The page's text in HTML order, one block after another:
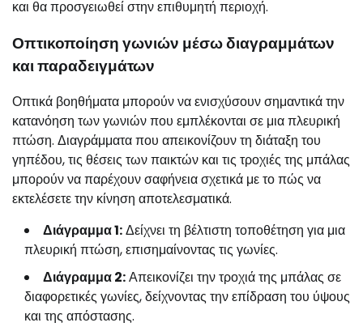
και θα προσγειωθεί στην επιθυμητή περιοχή.
Οπτικοποίηση γωνιών μέσω διαγραμμάτων
και παραδειγμάτων
Οπτικά βοηθήματα μπορούν να ενισχύσουν σημαντικά την
κατανόηση των γωνιών που εμπλέκονται σε μια πλευρική
πτώση. Διαγράμματα που απεικονίζουν τη διάταξη του
γηπέδου, τις θέσεις των παικτών και τις τροχιές της μπάλας
μπορούν να παρέχουν σαφήνεια σχετικά με το πώς να
εκτελέσετε την κίνηση αποτελεσματικά.
Διάγραμμα 1:Δείχνει τη βέλτιστη τοποθέτηση για μια
πλευρική πτώση, επισημαίνοντας τις γωνίες.
Διάγραμμα 2:Απεικονίζει την τροχιά της μπάλας σε
διαφορετικές γωνίες, δείχνοντας την επίδραση του ύψους
και της απόστασης.